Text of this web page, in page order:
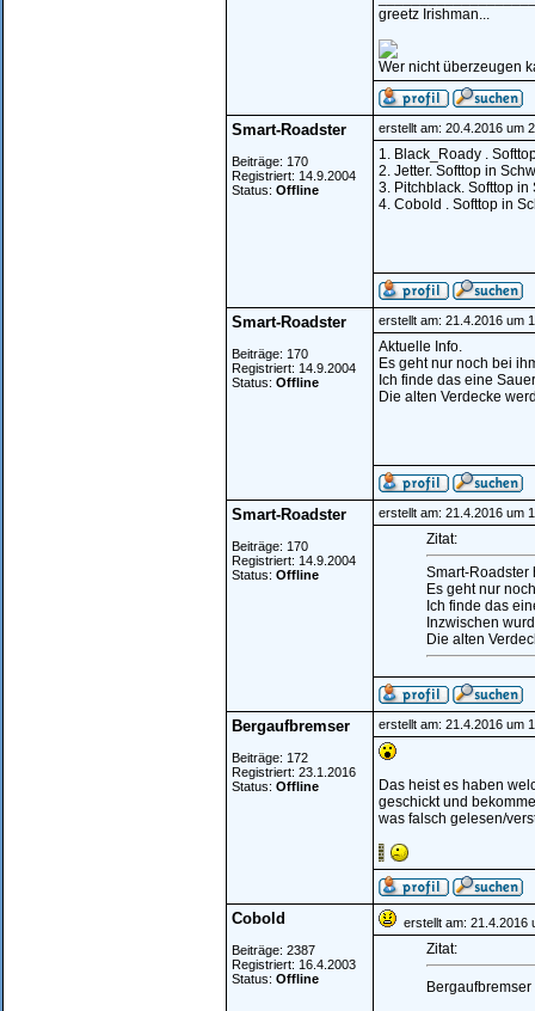
greetz Irishman...
Wer nicht überzeugen
Smart-Roadster
Beiträge: 170
Registriert: 14.9.2004
Status: Offline
erstellt am: 20.4.2016 um
1. Black_Roady .
2. Jetter. Softtop in
3. Pitchblack. Softtop
4. Cobold . Softtop in
Smart-Roadster
Beiträge: 170
Registriert: 14.9.2004
Status: Offline
erstellt am: 21.4.2016 um
Aktuelle Info.
Es geht nur noch bei
Ich finde das eine
Die alten Verdecke
Smart-Roadster
Beiträge: 170
Registriert: 14.9.2004
Status: Offline
erstellt am: 21.4.2016 um
Zitat:
Smart-Roadster
Es geht nur
Ich finde das
Inzwischen
Die alten
Bergaufbremser
Beiträge: 172
Registriert: 23.1.2016
Status: Offline
erstellt am: 21.4.2016 um
Das heist es haben
geschickt und
was falsch gelesen/
Cobold
Beiträge: 2387
Registriert: 16.4.2003
Status: Offline
erstellt am: 21.4.2016
Zitat: